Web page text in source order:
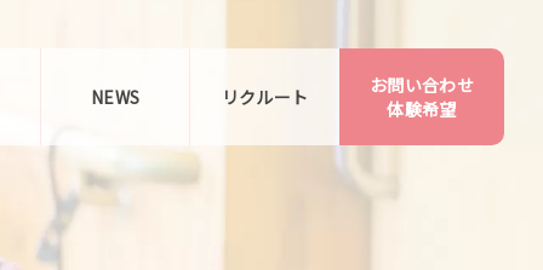
NEWS リクルート
お問い合わせ
体験希望